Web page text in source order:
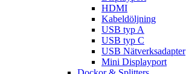
HDMI
Kabeldöljning
USB typ A
USB typ C
USB Nätverksadapter
Mini Displayport